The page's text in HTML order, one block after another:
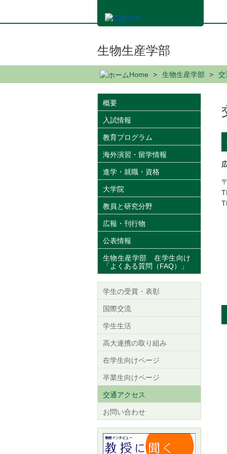
ン
生物生産学部
Home 生物生産学部 交
概要
入試情報
教育プログラム
海外演習・留学情報
進学・就職・資格
大学院
教員と研究分野
広報・刊行物
公表情報
生物生産学部 在学生向け
「よくある質問（FAQ）」
学生の受賞・表彰
国際交流
学生生活
高大連携の取り組み
在学生向けページ
卒業生向けページ
交通アクセス
お問い合わせ